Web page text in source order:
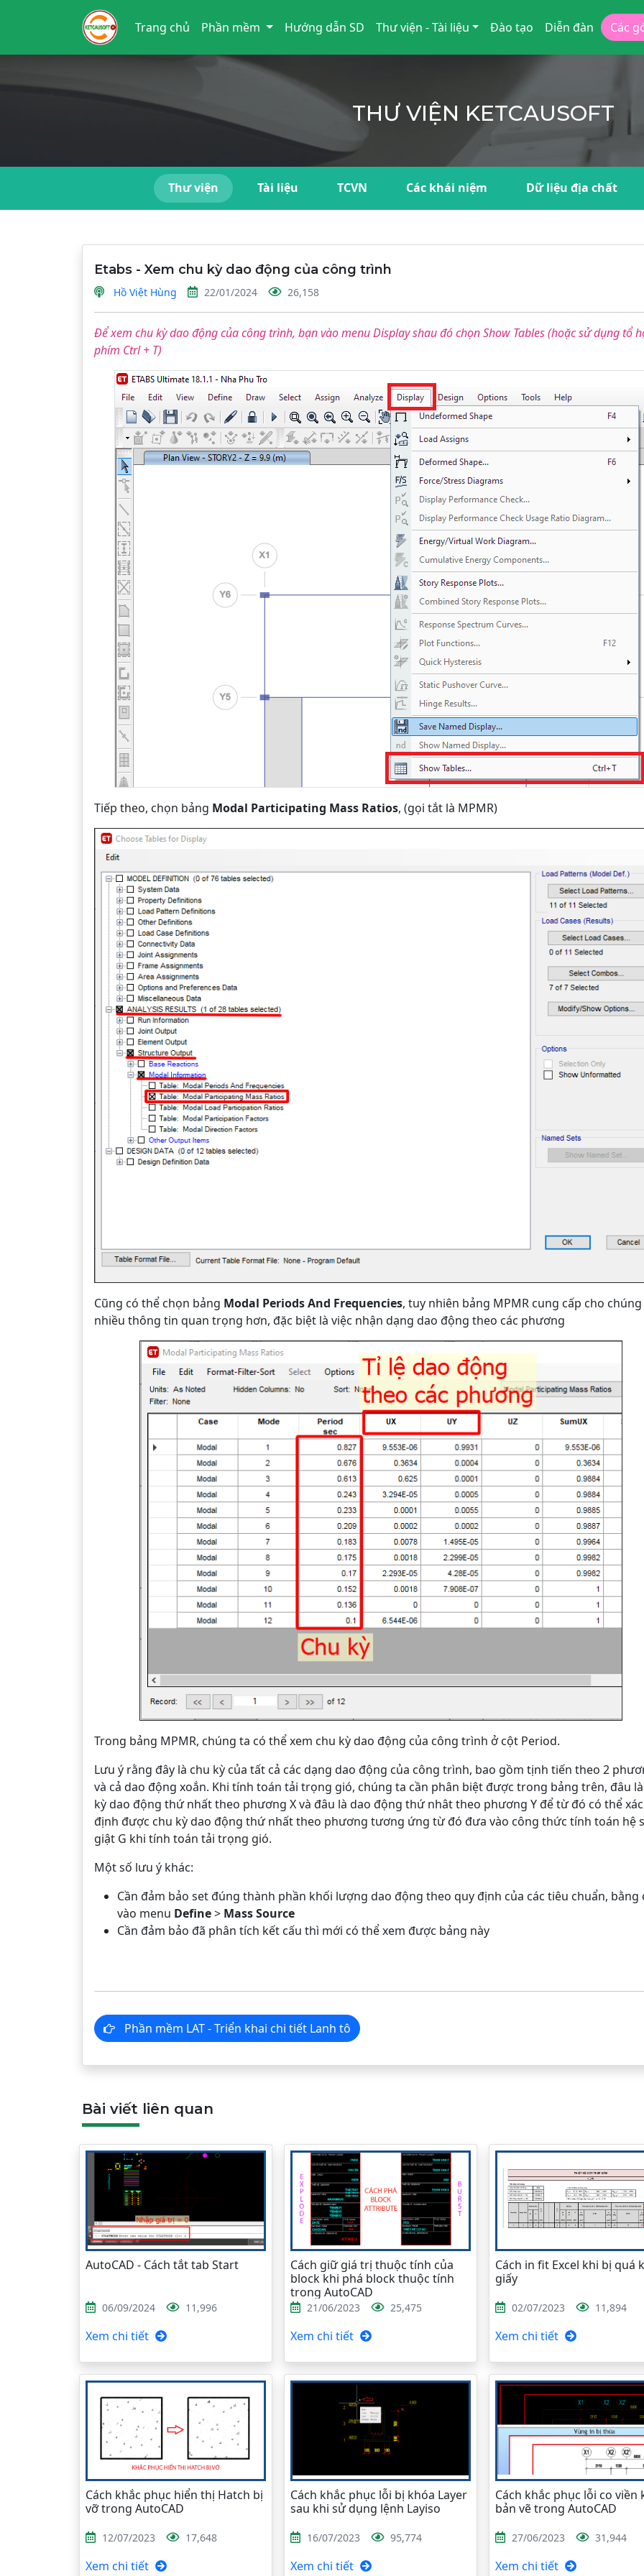
Trang chủ Phần mềm Hướng dẫn SD Thư viện - Tài liệu Đào tạo Diễn đàn Các
THƯ VIỆN KETCAUSOFT
Thư viện Tài liệu TCVN Các khái niệm Dữ liệu địa chất
Etabs - Xem chu kỳ dao động của công trình
Hồ Việt Hùng 22/01/2024 26,158
Để xem chu kỳ dao động của công trình, bạn vào menu Display shau đó chọn Show Tables (hoặc sử dụng tổ
phím Ctrl + T)
Tiếp theo, chọn bảng Modal Participating Mass Ratios, (gọi tắt là MPMR)
Cũng có thể chọn bảng Modal Periods And Frequencies, tuy nhiên bảng MPMR cung cấp cho
nhiều thông tin quan trọng hơn, đặc biệt là việc nhận dạng dao động theo các phương
Trong bảng MPMR, chúng ta có thể xem chu kỳ dao động của công trình ở cột Period.
Lưu ý rằng đây là chu kỳ của tất cả các dạng dao động của công trình, bao gồm tịnh tiến theo 2
và cả dao động xoắn. Khi tính toán tải trọng gió, chúng ta cần phân biệt được trong bảng trên, đâu
kỳ dao động thứ nhất theo phương X và đâu là dao động thứ nhât theo phương Y để từ đó có thể xác
định được chu kỳ dao động thứ nhất theo phương tương ứng từ đó đưa vào công thức tính toán hệ
giật G khi tính toán tải trọng gió.
Một số lưu ý khác:
Cần đảm bảo set đúng thành phần khối lượng dao động theo quy định của các tiêu chuẩn, bằng
vào menu Define> Mass Source
Cần đảm bảo đã phân tích kết cấu thì mới có thể xem được bảng này
Phần mềm LAT - Triển khai chi tiết Lanh tô
Bài viết liên quan
AutoCAD - Cách tắt tab Start
06/09/2024 11,996
Xem chi tiết
Cách giữ giá trị thuộc tính của
block khi phá block thuộc tính
trong AutoCAD
21/06/2023 25,475
Xem chi tiết
Cách in fit Excel khi bị quá
giấy
02/07/2023 11,894
Xem chi tiết
Cách khắc phục hiển thị Hatch bị
vỡ trong AutoCAD
12/07/2023 17,648
Xem chi tiết
Cách khắc phục lỗi bị khóa Layer
sau khi sử dụng lệnh Layiso
16/07/2023 95,774
Xem chi tiết
Cách khắc phục lỗi co viền
bản vẽ trong AutoCAD
27/06/2023 31,944
Xem chi tiết